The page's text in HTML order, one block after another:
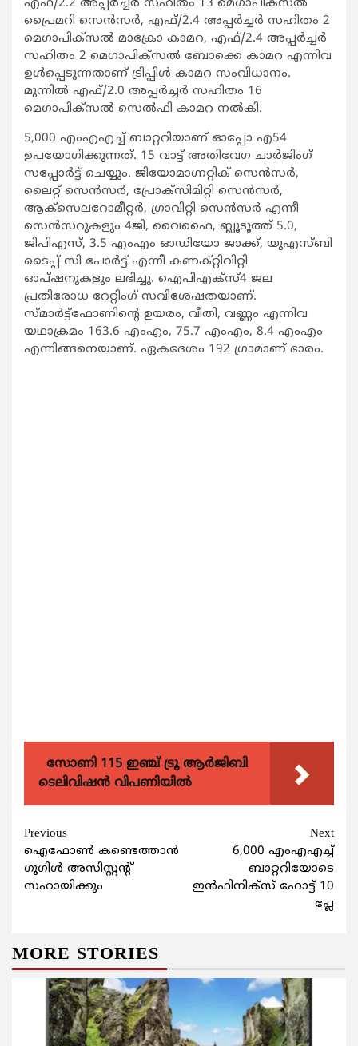
എഫ്/2.2 അപ്പര്‍ച്ചര്‍ സഹിതം 13 മെഗാപിക്‌സല്‍
പ്രൈമറി സെന്‍സര്‍, എഫ്/2.4 അപ്പര്‍ച്ചര്‍ സഹിതം 2
മെഗാപിക്‌സല്‍ മാക്രോ കാമറ, എഫ്/2.4 അപ്പര്‍ച്ചര്‍
സഹിതം 2 മെഗാപിക്‌സല്‍ ബോക്കെ കാമറ എന്നിവ
ഉള്‍പ്പെടുന്നതാണ് ട്രിപ്പിള്‍ കാമറ സംവിധാനം.
മുന്നില്‍ എഫ്/2.0 അപ്പര്‍ച്ചര്‍ സഹിതം 16
മെഗാപിക്‌സല്‍ സെല്‍ഫി കാമറ നല്‍കി.
5,000 എംഎഎച്ച് ബാറ്ററിയാണ് ഓപ്പോ എ54
ഉപയോഗിക്കുന്നത്. 15 വാട്ട് അതിവേഗ ചാര്‍ജിംഗ്
സപ്പോര്‍ട്ട് ചെയ്യും. ജിയോമാഗ്നറ്റിക് സെന്‍സര്‍,
ലൈറ്റ് സെന്‍സര്‍, പ്രോക്‌സിമിറ്റി സെന്‍സര്‍,
ആക്‌സെലറോമീറ്റര്‍, ഗ്രാവിറ്റി സെന്‍സര്‍ എന്നീ
സെന്‍സറുകളും 4ജി, വൈഫൈ, ബ്ലൂടൂത്ത് 5.0,
ജിപിഎസ്, 3.5 എംഎം ഓഡിയോ ജാക്ക്, യുഎസ്ബി
ടൈപ്പ് സി പോര്‍ട്ട് എന്നീ കണക്റ്റിവിറ്റി
ഓപ്ഷനുകളും ലഭിച്ചു. ഐപിഎക്‌സ്4 ജല
പ്രതിരോധ റേറ്റിംഗ് സവിശേഷതയാണ്.
സ്മാര്‍ട്ട്‌ഫോണിന്റെ ഉയരം, വീതി, വണ്ണം എന്നിവ
യഥാക്രമം 163.6 എംഎം, 75.7 എംഎം, 8.4 എംഎം
എന്നിങ്ങനെയാണ്. ഏകദേശം 192 ഗ്രാമാണ് ഭാരം.
സോണി 115 ഇഞ്ച് ട്രൂ ആർജിബി
ടെലിവിഷൻ വിപണിയിൽ
Continue
Reading
Previous
ഐഫോണ്‍ കണ്ടെത്താന്‍
ഗൂഗിള്‍ അസിസ്റ്റന്റ്
സഹായിക്കും
Next
6,000 എംഎഎച്ച്
ബാറ്ററിയോടെ
ഇന്‍ഫിനിക്‌സ് ഹോട്ട് 10
പ്ലേ
MORE STORIES